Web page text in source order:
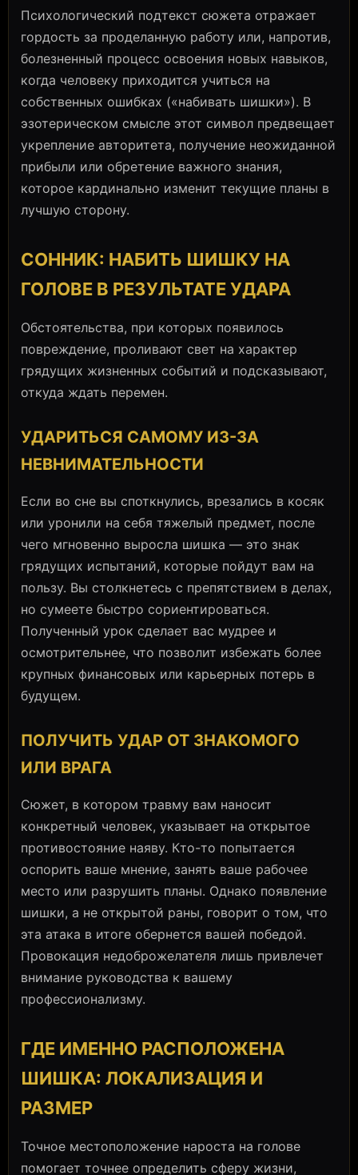
Психологический подтекст сюжета отражает
гордость за проделанную работу или, напротив,
болезненный процесс освоения новых навыков,
когда человеку приходится учиться на
собственных ошибках («набивать шишки»). В
эзотерическом смысле этот символ предвещает
укрепление авторитета, получение неожиданной
прибыли или обретение важного знания,
которое кардинально изменит текущие планы в
лучшую сторону.
СОННИК: НАБИТЬ ШИШКУ НА
ГОЛОВЕ В РЕЗУЛЬТАТЕ УДАРА
Обстоятельства, при которых появилось
повреждение, проливают свет на характер
грядущих жизненных событий и подсказывают,
откуда ждать перемен.
УДАРИТЬСЯ САМОМУ ИЗ-ЗА
НЕВНИМАТЕЛЬНОСТИ
Если во сне вы споткнулись, врезались в косяк
или уронили на себя тяжелый предмет, после
чего мгновенно выросла шишка — это знак
грядущих испытаний, которые пойдут вам на
пользу. Вы столкнетесь с препятствием в делах,
но сумеете быстро сориентироваться.
Полученный урок сделает вас мудрее и
осмотрительнее, что позволит избежать более
крупных финансовых или карьерных потерь в
будущем.
ПОЛУЧИТЬ УДАР ОТ ЗНАКОМОГО
ИЛИ ВРАГА
Сюжет, в котором травму вам наносит
конкретный человек, указывает на открытое
противостояние наяву. Кто-то попытается
оспорить ваше мнение, занять ваше рабочее
место или разрушить планы. Однако появление
шишки, а не открытой раны, говорит о том, что
эта атака в итоге обернется вашей победой.
Провокация недоброжелателя лишь привлечет
внимание руководства к вашему
профессионализму.
ГДЕ ИМЕННО РАСПОЛОЖЕНА
ШИШКА: ЛОКАЛИЗАЦИЯ И
РАЗМЕР
Точное местоположение нароста на голове
помогает точнее определить сферу жизни,